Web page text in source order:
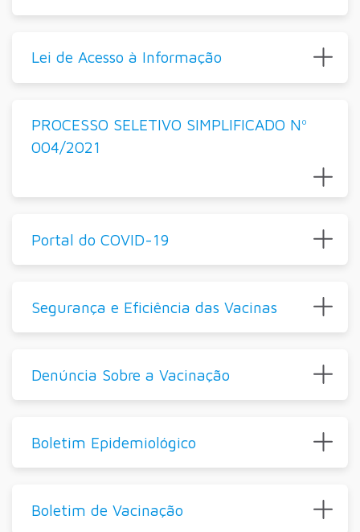
Lei de Acesso à Informação
PROCESSO SELETIVO SIMPLIFICADO Nº
004/2021
Portal do COVID-19
Segurança e Eficiência das Vacinas
Denúncia Sobre a Vacinação
Boletim Epidemiológico
Boletim de Vacinação